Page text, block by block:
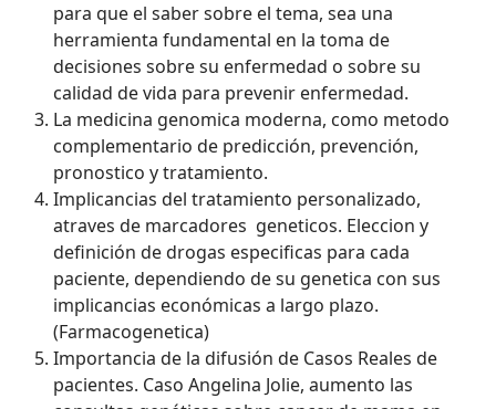
para que el saber sobre el tema, sea una
herramienta fundamental en la toma de
decisiones sobre su enfermedad o sobre su
calidad de vida para prevenir enfermedad.
La medicina genomica moderna, como metodo
complementario de predicción, prevención,
pronostico y tratamiento.
Implicancias del tratamiento personalizado,
atraves de marcadores geneticos. Eleccion y
definición de drogas especificas para cada
paciente, dependiendo de su genetica con sus
implicancias económicas a largo plazo.
(Farmacogenetica)
Importancia de la difusión de Casos Reales de
pacientes. Caso Angelina Jolie, aumento las